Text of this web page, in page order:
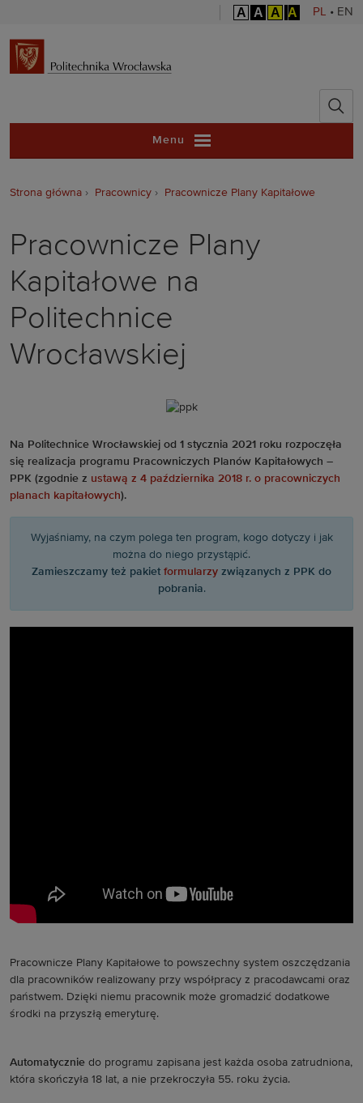
A A A A PL • EN
Politechnika
Menu
Strona główna Pracownicy Pracownicze Plany Kapitałowe
Pracownicze Plany
Kapitałowe na
Politechnice
Wrocławskiej
Na Politechnice Wrocławskiej od 1 stycznia 2021 roku rozpoczęła
się realizacja programu Pracowniczych Planów Kapitałowych –
PPK (zgodnie z ustawą z 4 października 2018 r. o pracowniczych
planach kapitałowych).
Wyjaśniamy, na czym polega ten program, kogo dotyczy i jak
można do niego przystąpić.
Zamieszczamy też pakiet formularzy związanych z PPK do
pobrania.
Pracownicze Plany Kapitałowe to powszechny system oszczędzania
dla pracowników realizowany przy współpracy z pracodawcami oraz
państwem. Dzięki niemu pracownik może gromadzić dodatkowe
środki na przyszłą emeryturę.
Automatycznie do programu zapisana jest każda osoba zatrudniona,
która skończyła 18 lat, a nie przekroczyła 55. roku życia.